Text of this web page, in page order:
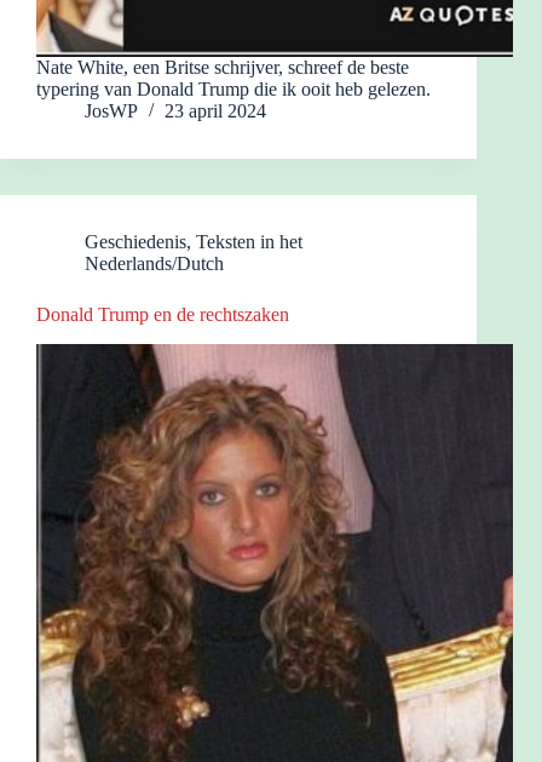
Nate White, een Britse schrijver, schreef de beste
typering van Donald Trump die ik ooit heb gelezen.
JosWP
23 april 2024
Geschiedenis, Teksten in het
Nederlands/Dutch
Donald Trump en de rechtszaken